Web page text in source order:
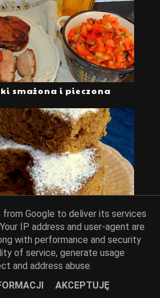
smażona i pieczona
ciasto z mikrofali
Google to deliver its services
IP address and user-agent are
with performance and security
of service, generate usage
and address abuse.
AKCEPTUJĘ